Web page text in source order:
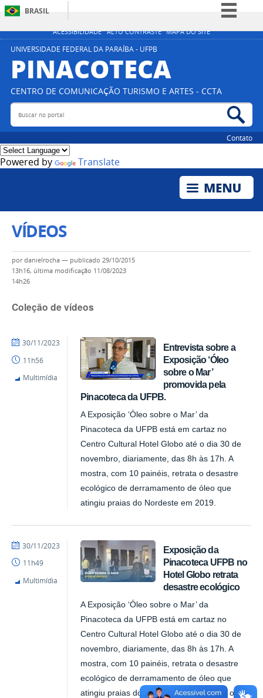
ACESSIBILIDADE ALTO CONTRASTE MAPA DO SITE
BRASIL
Simplifique!
Acesso à informação
Legislação
UNIVERSIDADE FEDERAL DA PARAÍBA - UFPB
PINACOTECA
CENTRO DE COMUNICAÇÃO TURISMO E ARTES - CCTA
Buscar no portal
Contato
Powered by Translate
VÍDEOS
pordanielrocha — publicado 29/10/2015
13h16, última modificação 11/08/2023
14h26
Coleção de vídeos
Entrevista sobre a
Exposição ‘Óleo
sobre o Mar’
promovida pela
Pinacoteca da UFPB.
A Exposição ‘Óleo sobre o Mar’ da
Pinacoteca da UFPB está em cartaz no
Centro Cultural Hotel Globo até o dia 30 de
novembro, diariamente, das 8h às 17h. A
mostra, com 10 painéis, retrata o desastre
ecológico de derramamento de óleo que
atingiu praias do Nordeste em 2019.
por
-
Pinacoteca
publicado
30/11/2023
11h56
Multimídia
Exposição da
Pinacoteca UFPB no
Hotel Globo retrata
desastre ecológico
A Exposição ‘Óleo sobre o Mar’ da
Pinacoteca da UFPB está em cartaz no
Centro Cultural Hotel Globo até o dia 30 de
novembro, diariamente, das 8h às 17h. A
mostra, com 10 painéis, retrata o desastre
ecológico de derramamento de óleo que
atingiu praias do Nordeste em 2019. As obras
por
-
Pinacoteca
publicado
30/11/2023
11h49
Multimídia